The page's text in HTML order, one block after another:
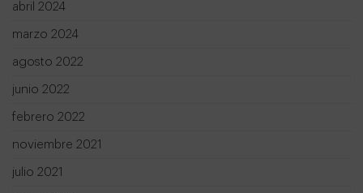
abril 2024
marzo 2024
agosto 2022
junio 2022
febrero 2022
noviembre 2021
julio 2021